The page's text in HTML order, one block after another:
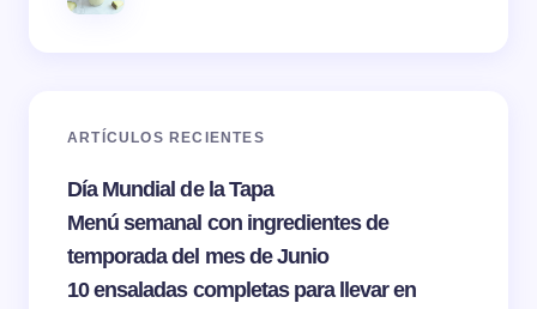
ARTÍCULOS RECIENTES
Día Mundial de la Tapa
Menú semanal con ingredientes de
temporada del mes de Junio
10 ensaladas completas para llevar en